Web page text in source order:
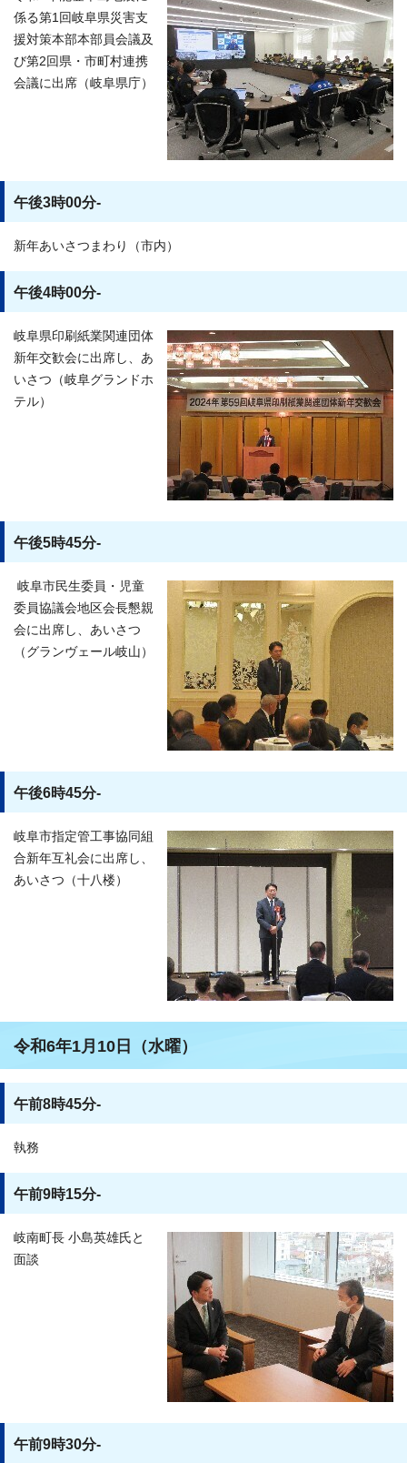
係る第1回岐阜県災害支
援対策本部本部員会議及
び第2回県・市町村連携
会議に出席（岐阜県庁）
午後3時00分-
新年あいさつまわり（市内）
午後4時00分-
岐阜県印刷紙業関連団体
新年交歓会に出席し、あ
いさつ（岐阜グランドホ
テル）
午後5時45分-
岐阜市民生委員・児童
委員協議会地区会長懇親
会に出席し、あいさつ
（グランヴェール岐山）
午後6時45分-
岐阜市指定管工事協同組
合新年互礼会に出席し、
あいさつ（十八楼）
令和6年1月10日（水曜）
午前8時45分-
執務
午前9時15分-
岐南町長 小島英雄氏と
面談
午前9時30分-